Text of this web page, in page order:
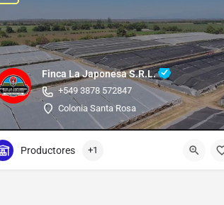
Finca La Japonesa S.R.L.
+549 3878 572847
Colonia Santa Rosa
Productores +1